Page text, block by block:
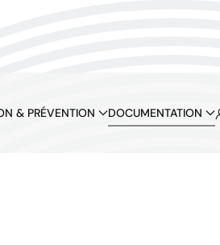
& PRÉVENTION DOCUMENTATION